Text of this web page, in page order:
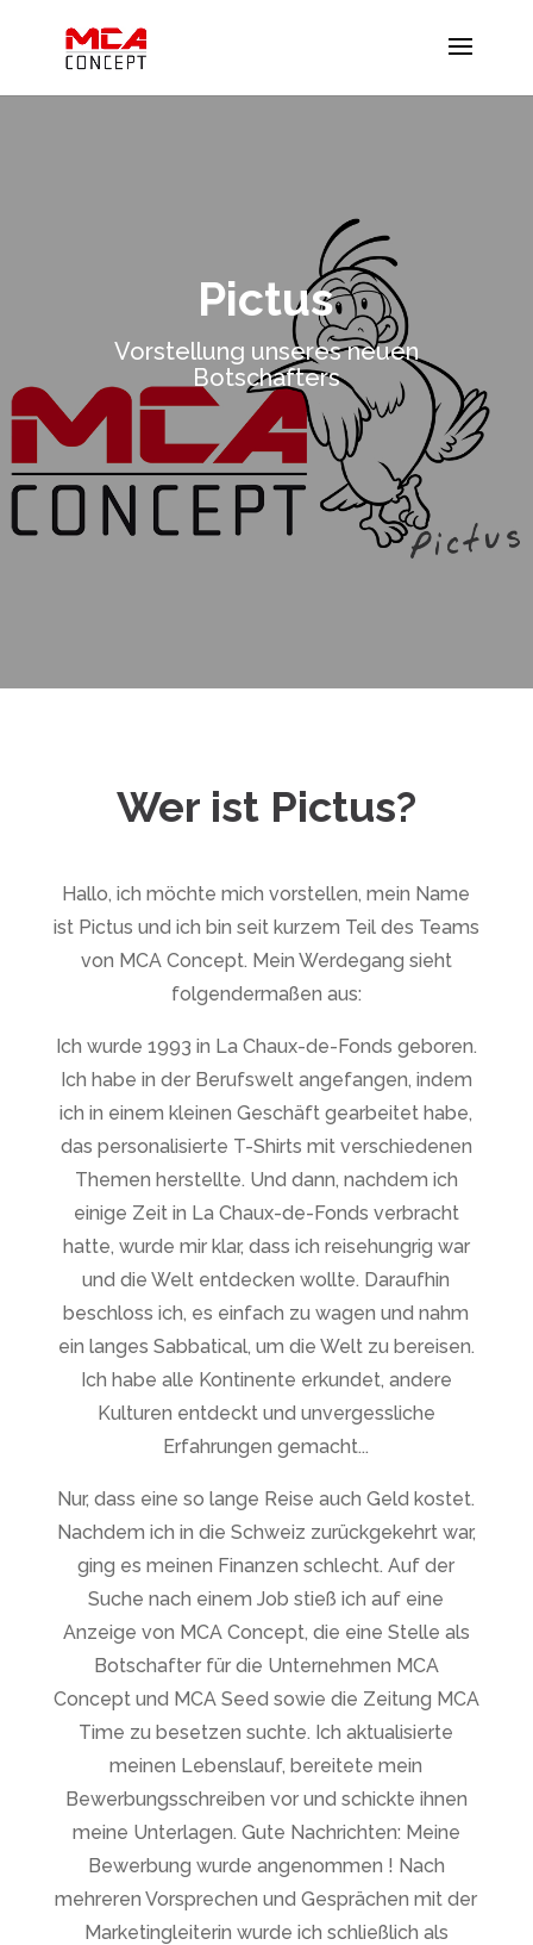
Pictus
Vorstellung unseres neuen
Botschafters
Wer ist Pictus?
Hallo, ich möchte mich vorstellen, mein Name
ist Pictus und ich bin seit kurzem Teil des Teams
von MCA Concept. Mein Werdegang sieht
folgendermaßen aus:
Ich wurde 1993 in La Chaux-de-Fonds geboren.
Ich habe in der Berufswelt angefangen, indem
ich in einem kleinen Geschäft gearbeitet habe,
das personalisierte T-Shirts mit verschiedenen
Themen herstellte. Und dann, nachdem ich
einige Zeit in La Chaux-de-Fonds verbracht
hatte, wurde mir klar, dass ich reisehungrig war
und die Welt entdecken wollte. Daraufhin
beschloss ich, es einfach zu wagen und nahm
ein langes Sabbatical, um die Welt zu bereisen.
Ich habe alle Kontinente erkundet, andere
Kulturen entdeckt und unvergessliche
Erfahrungen gemacht...
Nur, dass eine so lange Reise auch Geld kostet.
Nachdem ich in die Schweiz zurückgekehrt war,
ging es meinen Finanzen schlecht. Auf der
Suche nach einem Job stieß ich auf eine
Anzeige von MCA Concept, die eine Stelle als
Botschafter für die Unternehmen MCA
Concept und MCA Seed sowie die Zeitung MCA
Time zu besetzen suchte. Ich aktualisierte
meinen Lebenslauf, bereitete mein
Bewerbungsschreiben vor und schickte ihnen
meine Unterlagen. Gute Nachrichten: Meine
Bewerbung wurde angenommen ! Nach
mehreren Vorsprechen und Gesprächen mit der
Marketingleiterin wurde ich schließlich als